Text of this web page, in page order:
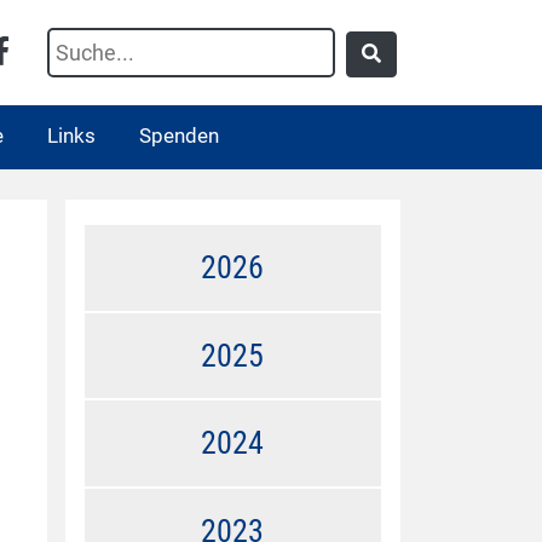
Links Spenden
2026
2025
2024
2023